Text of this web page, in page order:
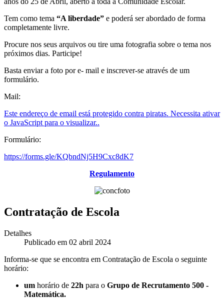
Tem como tema “A liberdade” e poderá ser abordado de forma
completamente livre.
Procure nos seus arquivos ou tire uma fotografia sobre o tema nos
próximos dias. Participe!
Basta enviar a foto por e- mail e inscrever-se através de um
formulário.
Mail:
Este endereço de email está protegido contra piratas. Necessita ativar
o JavaScript para o visualizar..
Formulário:
https://forms.gle/KQbndNj5H9Cxc8dK7
Regulamento
Contratação de Escola
Detalhes
Publicado em 02 abril 2024
Informa-se que se encontra em Contratação de Escola o seguinte
horário:
um horário de 22h para o Grupo de Recrutamento 500 -
Matemática.